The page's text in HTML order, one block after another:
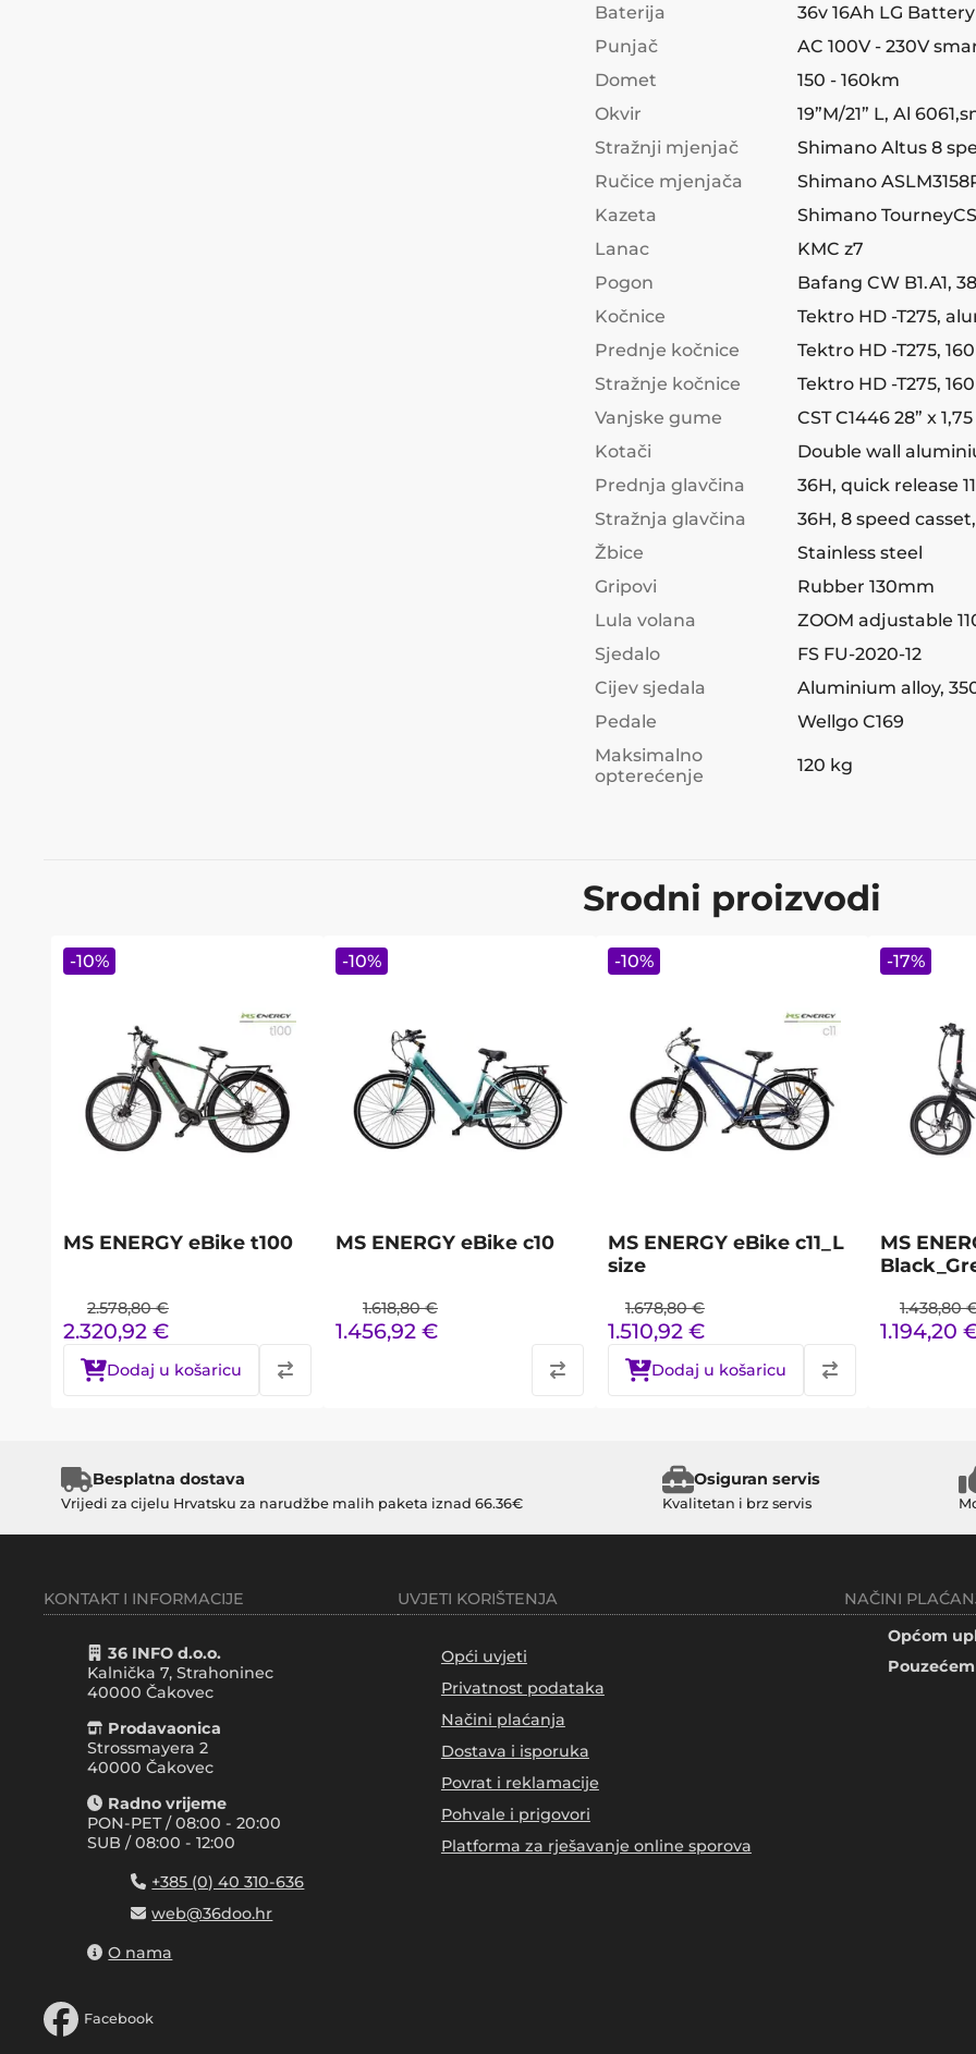
Baterija
36v 16Ah LG Battery
Punjač
AC 100V - 230V
Domet
150 - 160km
Okvir
19”M/21” L, Al
Stražnji mjenjač
Shimano Altus 8
Ručice mjenjača
Shimano
Kazeta
Shimano
Lanac
KMC z7
Pogon
Bafang CW B1.A1,
Kočnice
Tektro HD -T275,
Prednje kočnice
Tektro HD -T275,
Stražnje kočnice
Tektro HD -T275,
Vanjske gume
CST C1446 28” x 1,75
Kotači
Double wall
Prednja glavčina
36H, quick release
Stražnja glavčina
36H, 8 speed
Žbice
Stainless steel
Gripovi
Rubber 130mm
Lula volana
ZOOM adjustable
Sjedalo
FS FU-2020-12
Cijev sjedala
Aluminium alloy,
Pedale
Wellgo C169
Maksimalno
opterećenje
120 kg
Srodni proizvodi
MS ENERGY eBike t100
2.578,80 €
2.320,92 €
Dodaj u košaricu
-10%
MS ENERGY eBike c10
1.618,80 €
1.456,92 €
-10%
MS ENERGY eBike c11_L
size
1.678,80 €
1.510,92 €
Dodaj u košaricu
-10%
MS
1.438,80
1.194,20
-17%
Besplatna dostava
Vrijedi za cijelu Hrvatsku za narudžbe malih paketa iznad 66.36€
Osiguran servis
Kvalitetan i brz servis
KONTAKT I INFORMACIJE
36 INFO d.o.o.
Kalnička 7, Strahoninec
40000 Čakovec
Prodavaonica
Strossmayera 2
40000 Čakovec
Radno vrijeme
PON-PET / 08:00 - 20:00
SUB / 08:00 - 12:00
+385 (0) 40 310-636
web@36doo.hr
O nama
Facebook
UVJETI KORIŠTENJA
Opći uvjeti
Privatnost podataka
Načini plaćanja
Dostava i isporuka
Povrat i reklamacije
Pohvale i prigovori
Platforma za rješavanje online sporova
NAČINI
Općom